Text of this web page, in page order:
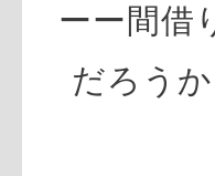
ーー間借
だろう